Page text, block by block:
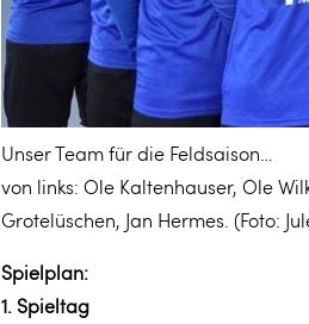
Unser Team für die Feldsaison…
von links: Ole Kaltenhauser, Ole
Grotelüschen, Jan Hermes. (Foto:
Spielplan:
1. Spieltag